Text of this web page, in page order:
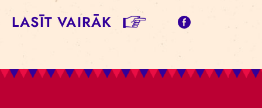
LASĪT VAIRĀK